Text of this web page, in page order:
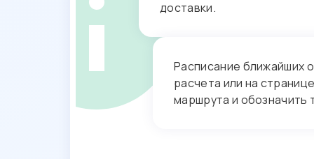
доставки.
Расписание ближайших
расчета или на
маршрута и обозначить